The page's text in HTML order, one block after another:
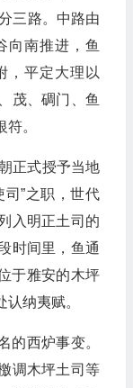
三路。中路由
向南推进，鱼
，平定大理以
茂、碉门、鱼
。
正式授予当地
司”之职，世代
入明正土司的
时间里，鱼通
于雅安的木坪
纳夷赋。
的西炉事变。
调木坪土司等